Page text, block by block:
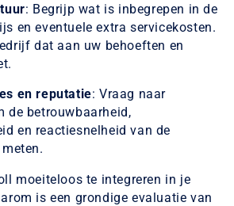
: Begrijp wat is inbegrepen in de
en eventuele extra servicekosten.
dat aan uw behoeften en
en reputatie: Vraag naar
de betrouwbaarheid,
en reactiesnelheid van de
moeiteloos te integreren in je
is een grondige evaluatie van